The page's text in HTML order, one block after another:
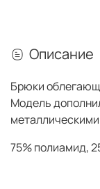
Описание
Брюки
Модель
75% полиамид,